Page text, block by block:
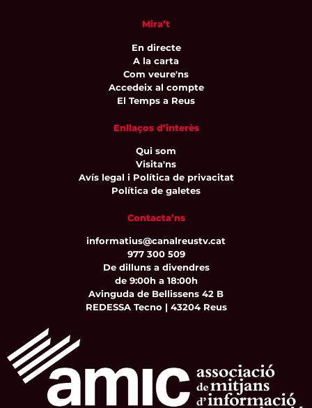
Mira’t
En directe
A la carta
Com veure'ns
Accedeix al compte
El Temps a Reus
Enllaços d’interès
Qui som
Visita'ns
Avís legal i Política de privacitat
Política de galetes
Contacta’ns
informatius@canalreustv.cat
977 300 509
De dilluns a divendres
de 9:00h a 18:00h
Avinguda de Bellissens 42 B
REDESSA Tecno | 43204 Reus